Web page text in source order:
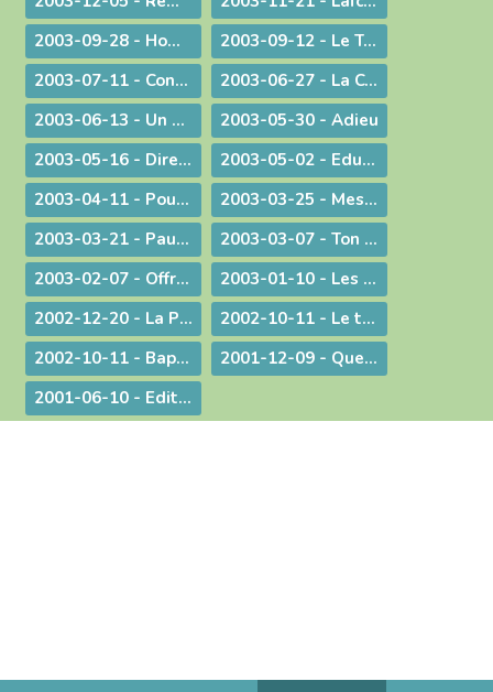
2003-09-28 - Homélie de la Messe du 26° dimanche ordinaire radiodiffusée depuis l'Abbaye d'Ambronay
2003-09-12 - Le Trésor de l'Eucharistie
2003-07-11 - Continuez votre oeuvre précieuse et irremplaçable
2003-06-27 - La Constitution européenne : ultime version - Un silence plus éloquent que toutes les paroles
2003-06-13 - Un préambule contesté
2003-05-30 - Adieu
2003-05-16 - Dire merci !
2003-05-02 - Education et vocation
2003-04-11 - Pour une catéchèse pascale
2003-03-25 - Message aux communautés musulmanes et chrétiennes de Bourg-en-Bresse
2003-03-21 - Paul Couturier, apôtre de l'unité
2003-03-07 - Ton Père voit dans le secret !
2003-02-07 - Offrir ses mains et son cœur
2003-01-10 - Les bienfaits du dialogue œcuménique
2002-12-20 - La Prière à Marie : un itinéraire de contemplation, une source pour l'action
2002-10-11 - Le temps de la mission
2002-10-11 - Baptême et mariage - Dans une pastorale d'évangélisation harmoniser nos pratiques pour mieux proposer la foi
2001-12-09 - Questions d'actualité avec Mgr Bagnard
2001-06-10 - Edito : Pour qu'ils aient la vie en abondance !